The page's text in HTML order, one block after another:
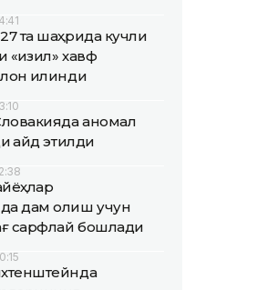
та шаҳрида кучли
«қизил» хавф
қилинди
аномал
қайд этилди
дам олиш учун
сарфлай бошлади